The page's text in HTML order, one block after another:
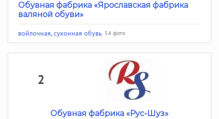
Обувная фабрика «Ярославская фабрика
валяной обуви»
войлочная, суконная обувь 54 фото
2
Обувная фабрика «Рус-Шуз»